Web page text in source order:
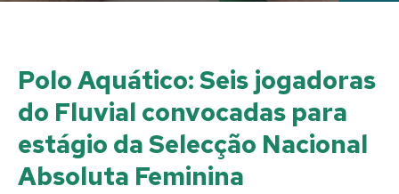
Polo Aquático: Seis jogadoras
do Fluvial convocadas para
estágio da Selecção Nacional
Absoluta Feminina